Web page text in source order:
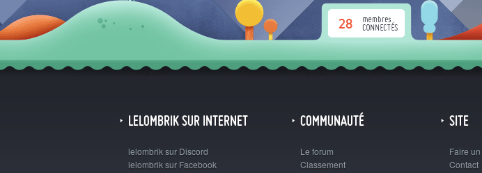
28
LELOMBRIK SUR INTERNET
lelombrik sur Discord
lelombrik sur Facebook
COMMUNAUTÉ
Le forum
Classement
SITE
Faire
Contact